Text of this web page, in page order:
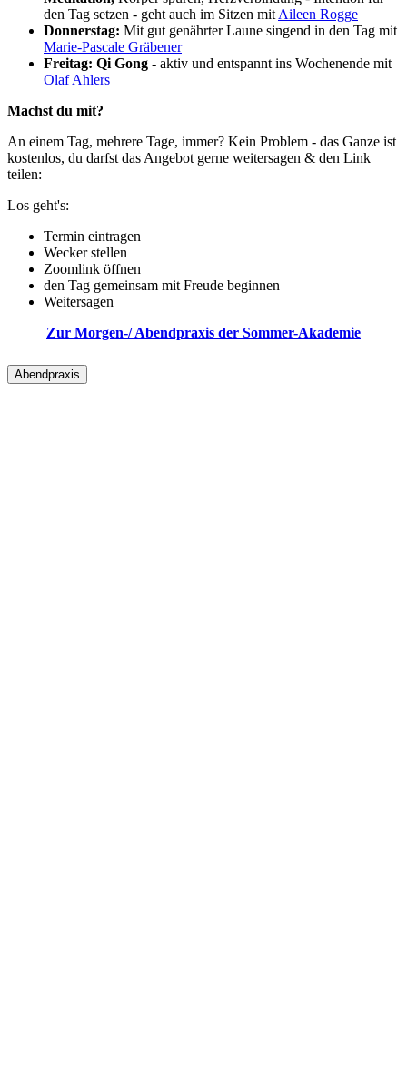
den Tag setzen - geht auch im Sitzen mit Aileen Rogge
Donnerstag: Mit gut genährter Laune singend in den Tag mit
Marie-Pascale Gräbener
Freitag: Qi Gong - aktiv und entspannt ins Wochenende mit
Olaf Ahlers
Machst du mit?
An einem Tag, mehrere Tage, immer? Kein Problem - das Ganze ist
kostenlos, du darfst das Angebot gerne weitersagen & den Link
teilen:
Los geht's:
Termin eintragen
Wecker stellen
Zoomlink öffnen
den Tag gemeinsam mit Freude beginnen
Weitersagen
Zur Morgen-/ Abendpraxis der Sommer-Akademie
Abendpraxis